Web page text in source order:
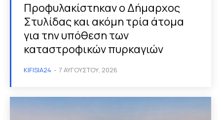
Προφυλακίστηκαν ο Δήμαρχος
Στυλίδας και ακόμη τρία άτομα
για την υπόθεση των
καταστροφικών πυρκαγιών
KIFISIA24 - 7 ΑΥΓΟΎΣΤΟΥ, 2026